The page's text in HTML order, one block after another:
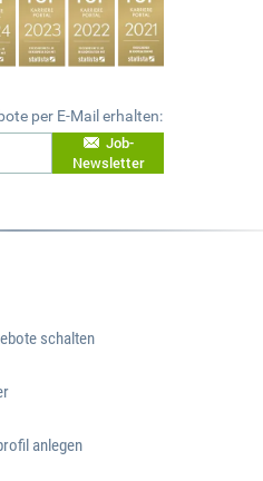
per E-Mail erhalten:
Job-
Newsletter
schalten
anlegen